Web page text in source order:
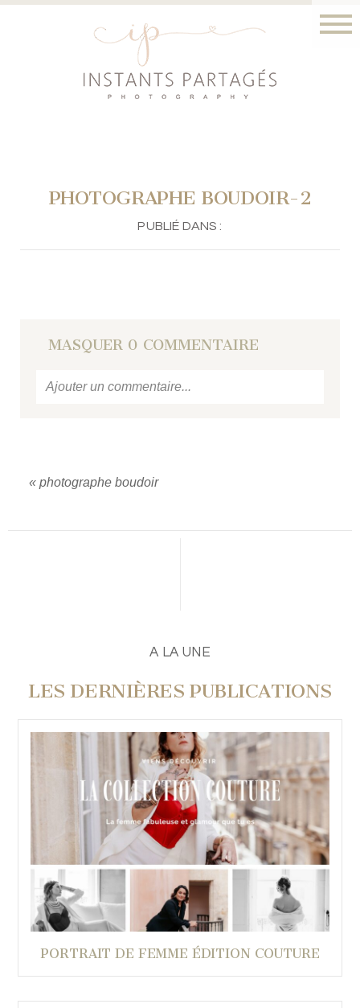
PHOTOGRAPHE BOUDOIR-2
PUBLIÉ DANS :
MASQUER 0 COMMENTAIRE
Ajouter un commentaire...
PUBLIER UN COMMENTAIRE
« photographe boudoir
A LA UNE
LES DERNIÈRES PUBLICATIONS
PORTRAIT DE FEMME ÉDITION COUTURE